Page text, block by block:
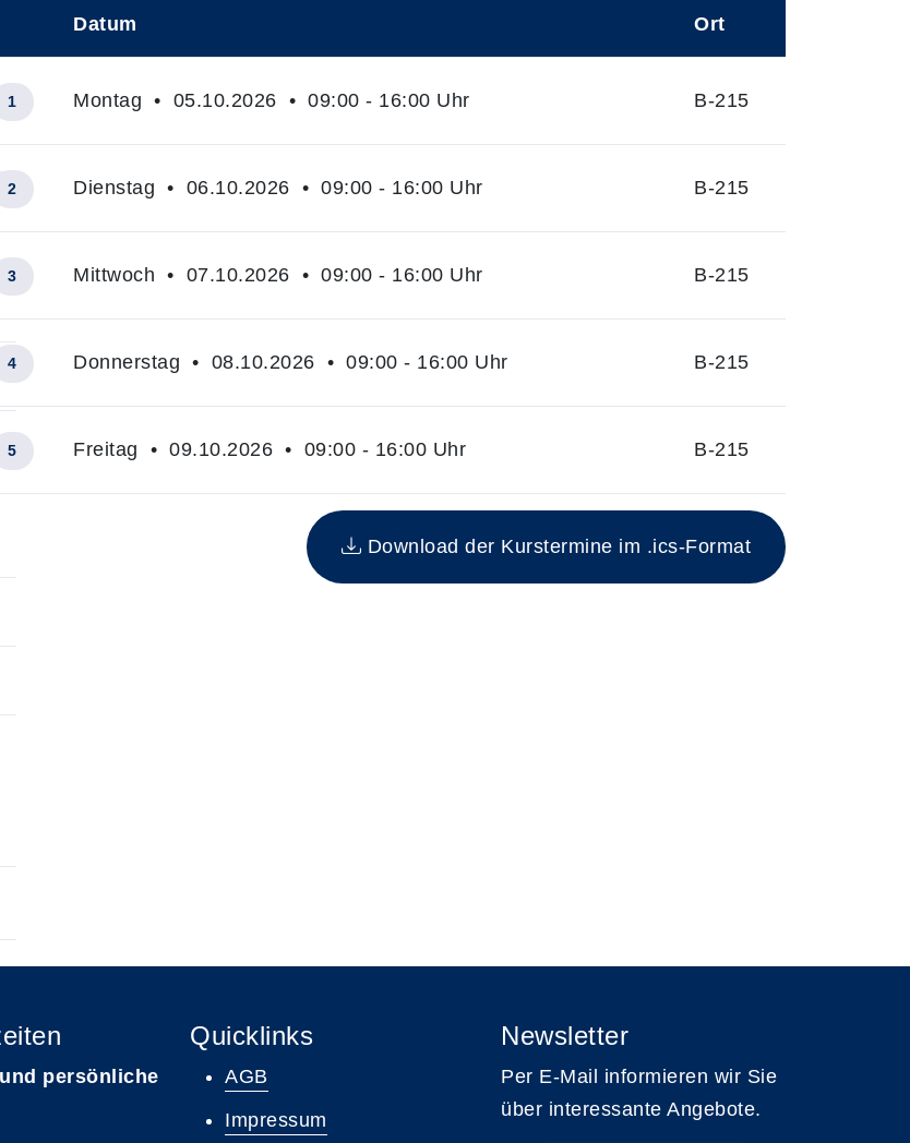
gibt es 5 Termine zum diesen Kurs
Datum Ort
1 Montag • 05.10.2026 • 09:00 - 16:00 Uhr B-215
2 Dienstag • 06.10.2026 • 09:00 - 16:00 Uhr B-215
3 Mittwoch • 07.10.2026 • 09:00 - 16:00 Uhr B-215
4 Donnerstag • 08.10.2026 • 09:00 - 16:00 Uhr B-215
5 Freitag • 09.10.2026 • 09:00 - 16:00 Uhr B-215
Download der Kurstermine im .ics-Format
persönliche
Quicklinks
AGB
Impressum
Newsletter
Per E-Mail informieren wir Sie
über interessante Angebote.